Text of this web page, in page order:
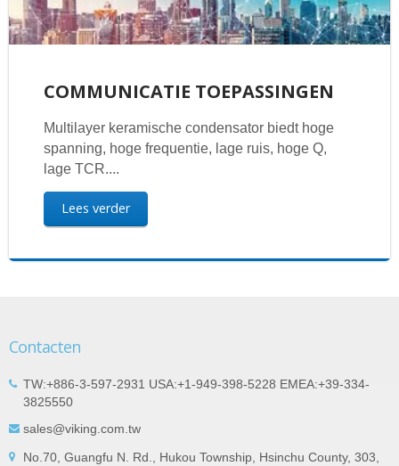
COMMUNICATIE TOEPASSINGEN
Multilayer keramische condensator biedt hoge
spanning, hoge frequentie, lage ruis, hoge Q,
lage TCR....
Lees verder
Contacten
TW:+886-3-597-2931 USA:+1-949-398-5228 EMEA:+39-334-
3825550
sales@viking.com.tw
No.70, Guangfu N. Rd., Hukou Township, Hsinchu County, 303,